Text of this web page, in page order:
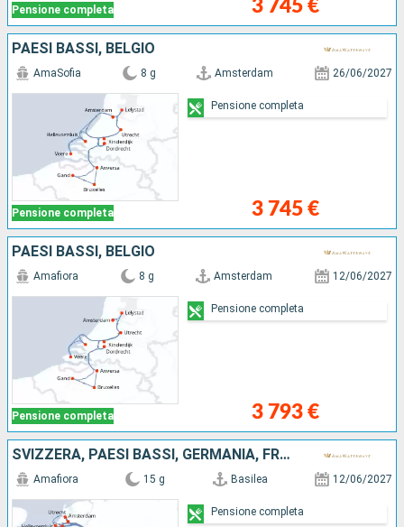
Pensione completa 3 745 €
PAESI BASSI, BELGIO
Pensione completa
AmaSofia 8 g Amsterdam 26/06/2027
3 745 €
Pensione completa
PAESI BASSI, BELGIO
Pensione completa
Amafiora 8 g Amsterdam 12/06/2027
3 793 €
Pensione completa
SVIZZERA, PAESI BASSI, GERMANIA, FRANCIA, BELGIO, REPUBBLICA DOMINICANA
Amafiora 15 g Basilea 12/06/2027
Pensione completa